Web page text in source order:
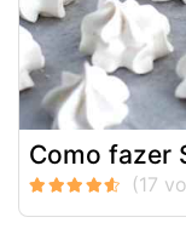
Como fazer